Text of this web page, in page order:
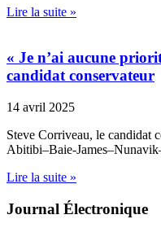
Lire la suite »
« Je n’ai aucune
candidat conservateur
14 avril 2025
Steve Corriveau, le candidat
Abitibi–Baie-
Lire la suite »
Journal Électronique